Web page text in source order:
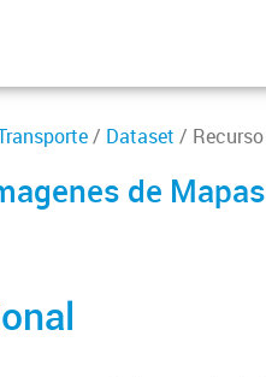
/ Dataset / Recurso
de Mapas